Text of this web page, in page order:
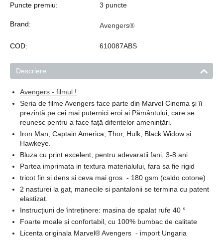
Puncte premiu:
3 puncte
Brand: Avengers®
COD: 610087ABS
Descriere
Avengers - filmul !
Seria de filme Avengers face parte din Marvel Cinema și îi
prezintă pe cei mai puternici eroi ai Pământului, care se
reunesc pentru a face față diferitelor amenințări.
Iron Man, Captain America, Thor, Hulk, Black Widow și
Hawkeye.
Bluza cu print excelent, pentru adevaratii fani, 3-8 ani
Partea imprimata in textura materialului, fara sa fie rigid
tricot fin si dens si ceva mai gros - 180 gsm (caldo cotone)
2 nasturei la gat, manecile si pantalonii se termina cu patent
elastizat.
Instrucțiuni de întreținere: masina de spalat rufe 40 °
Foarte moale și confortabil, cu 100% bumbac de calitate
Licenta originala Marvel® Avengers - import Ungaria